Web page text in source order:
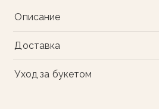
Описание
Доставка
Уход за букетом